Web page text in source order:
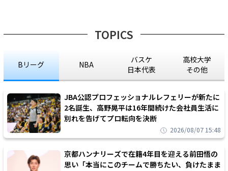
TOPICS
Bリーグ NBA
バスケ
日本代表
高校大学
その他
JBA公認プロフェッショナルレフェリーが新たに
2名誕生、高野晃平は16年間続けた会社員生活に
別れを告げてプロ転向を決断
2026/08/07 15:48
京都ハンナリーズで在籍4年目を迎える前田悟の
思い「本当にこのチームで勝ちたい、負けたまま